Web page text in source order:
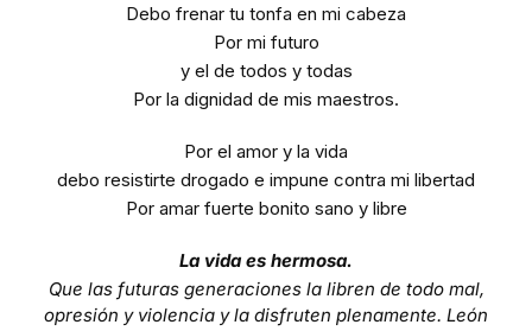
Debo frenar tu tonfa en mi cabeza
Por mi futuro
y el de todos y todas
Por la dignidad de mis maestros.
Por el amor y la vida
debo resistirte drogado e impune contra mi libertad
Por amar fuerte bonito sano y libre
La vida es hermosa.
Que las futuras generaciones la libren de todo mal,
opresión y violencia y la disfruten plenamente. León